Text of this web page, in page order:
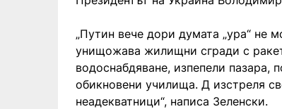
„Путин вече дори думата „ура“
унищожава жилищни сгради с
водоснабдяване, изпепели
обикновени училища. Д изстреля
неадекватници“, написа Зеленски.